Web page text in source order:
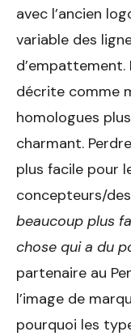
avec l’ancien
variable des
décrite comme
homologues
charmant.
plus facile pour
concepteurs/
beaucoup plus
chose qui a du
partenaire au
l’image de
pourquoi les